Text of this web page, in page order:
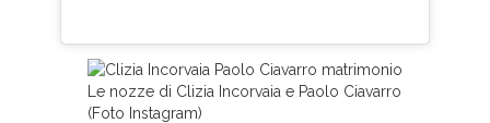
Le nozze di Clizia Incorvaia e Paolo Ciavarro
(Foto Instagram)